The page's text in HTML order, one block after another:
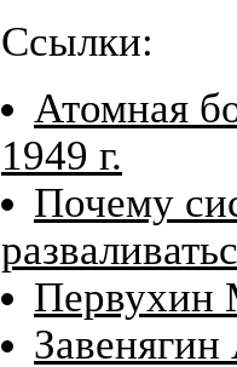
Ссылки:
Атомная
1949 г.
Почему
Первухин